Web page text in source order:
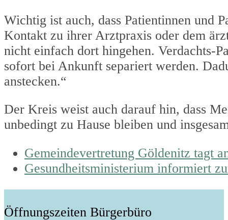
Wichtig ist auch, dass Patientinnen und
Kontakt zu ihrer Arztpraxis oder dem
nicht einfach dort hingehen. Verdachts-
sofort bei Ankunft separiert werden.
anstecken.“
Der Kreis weist auch darauf hin, dass
unbedingt zu Hause bleiben und
previous
post:
Gemeindevertretung Göldenitz tagt
next
Gesundheitsministerium informiert
Öffnungszeiten Bürgerbüro